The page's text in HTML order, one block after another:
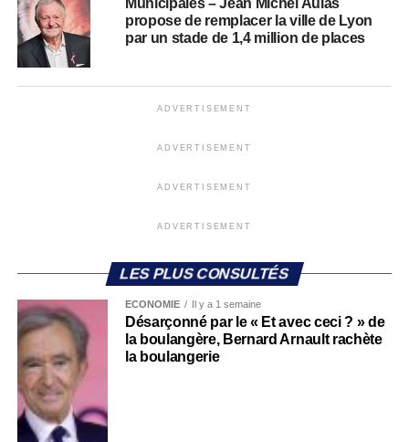
Municipales – Jean Michel Aulas
propose de remplacer la ville de Lyon
par un stade de 1,4 million de places
ADVERTISEMENT
ADVERTISEMENT
ADVERTISEMENT
ADVERTISEMENT
LES PLUS CONSULTÉS
ECONOMIE Il y a 1 semaine
Désarçonné par le « Et avec ceci ? » de
la boulangère, Bernard Arnault rachète
la boulangerie